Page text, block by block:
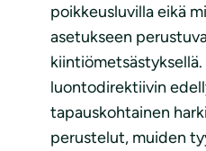
poikkeusluvilla eikä
asetukseen
luontodirektiivin
tapauskohtainen
perustelut, muiden